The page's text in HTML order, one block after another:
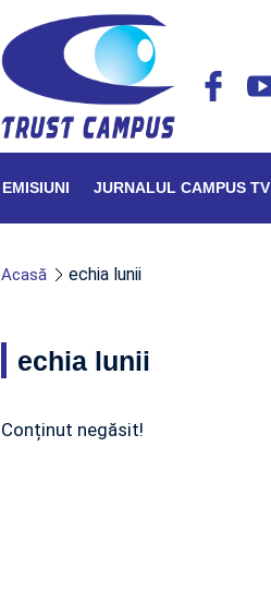
EMISIUNI JURNALUL CAMPUS TV
Acasă echia lunii
echia lunii
Conținut negăsit!